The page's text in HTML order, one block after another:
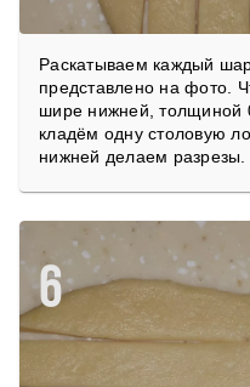
Раскатываем каждый
представлено на фото.
шире нижней, толщиной
кладём одну столовую
нижней делаем разрезы.
6